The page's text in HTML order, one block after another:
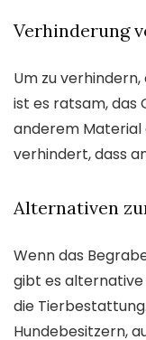
Verhinderung
Um zu
ist es ratsam, das
anderem Material
verhindert, dass
Alternativen
Wenn das
gibt es
die
Hundebesitzern,